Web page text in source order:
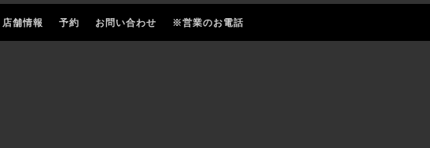
店舗情報 予約 お問い合わせ ※営業のお電話